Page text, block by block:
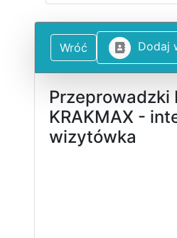
Wróć Dodaj
Przeprowadzki
KRAKMAX -
wizytówka